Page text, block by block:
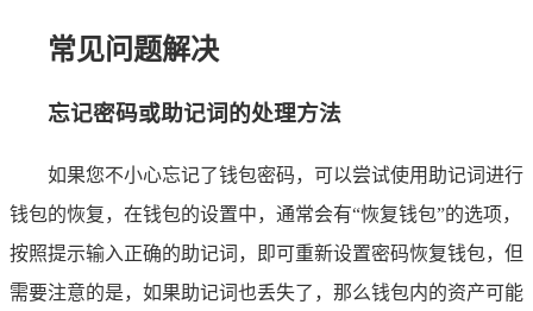
常见问题解决
忘记密码或助记词的处理方法
如果您不小心忘记了钱包密码，可以尝试使用助记词进行
钱包的恢复，在钱包的设置中，通常会有“恢复钱包”的选项，
按照提示输入正确的助记词，即可重新设置密码恢复钱包，但
需要注意的是，如果助记词也丢失了，那么钱包内的资产可能